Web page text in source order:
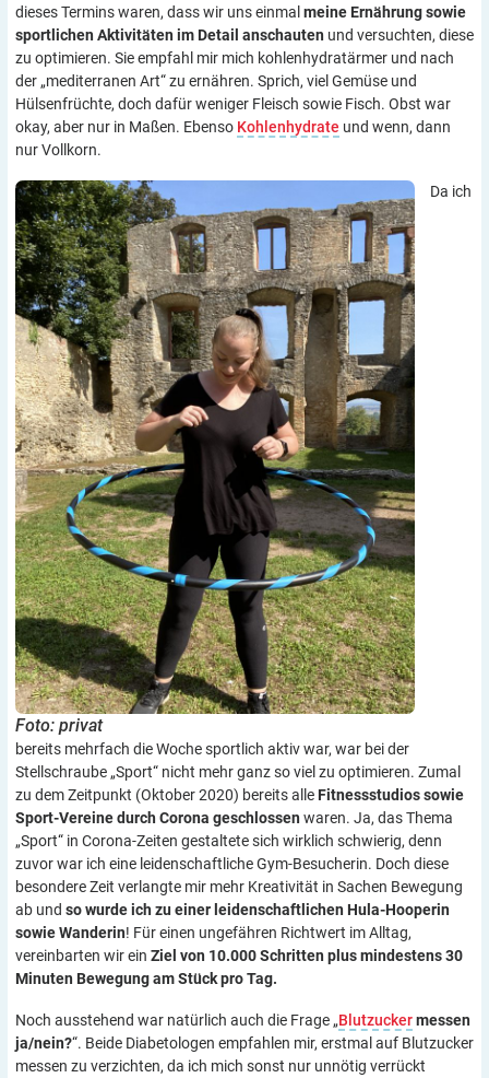
dieses Termins waren, dass wir uns einmal meine Ernährung sowie
sportlichen Aktivitäten im Detail anschauten und versuchten, diese
zu optimieren. Sie empfahl mir mich kohlenhydratärmer und nach
der „mediterranen Art“ zu ernähren. Sprich, viel Gemüse und
Hülsenfrüchte, doch dafür weniger Fleisch sowie Fisch. Obst war
okay, aber nur in Maßen. Ebenso Kohlenhydrate und wenn, dann
nur Vollkorn.
Foto: privat
Da ich
bereits mehrfach die Woche sportlich aktiv war, war bei der
Stellschraube „Sport“ nicht mehr ganz so viel zu optimieren. Zumal
zu dem Zeitpunkt (Oktober 2020) bereits alle Fitnessstudios sowie
Sport-Vereine durch Corona geschlossen waren. Ja, das Thema
„Sport“ in Corona-Zeiten gestaltete sich wirklich schwierig, denn
zuvor war ich eine leidenschaftliche Gym-Besucherin. Doch diese
besondere Zeit verlangte mir mehr Kreativität in Sachen Bewegung
ab und so wurde ich zu einer leidenschaftlichen Hula-Hooperin
sowie Wanderin! Für einen ungefähren Richtwert im Alltag,
vereinbarten wir ein Ziel von 10.000 Schritten plus mindestens 30
Minuten Bewegung am Stück pro Tag.
Noch ausstehend war natürlich auch die Frage „Blutzuckermessen
ja/nein?“. Beide Diabetologen empfahlen mir, erstmal auf Blutzucker
messen zu verzichten, da ich mich sonst nur unnötig verrückt